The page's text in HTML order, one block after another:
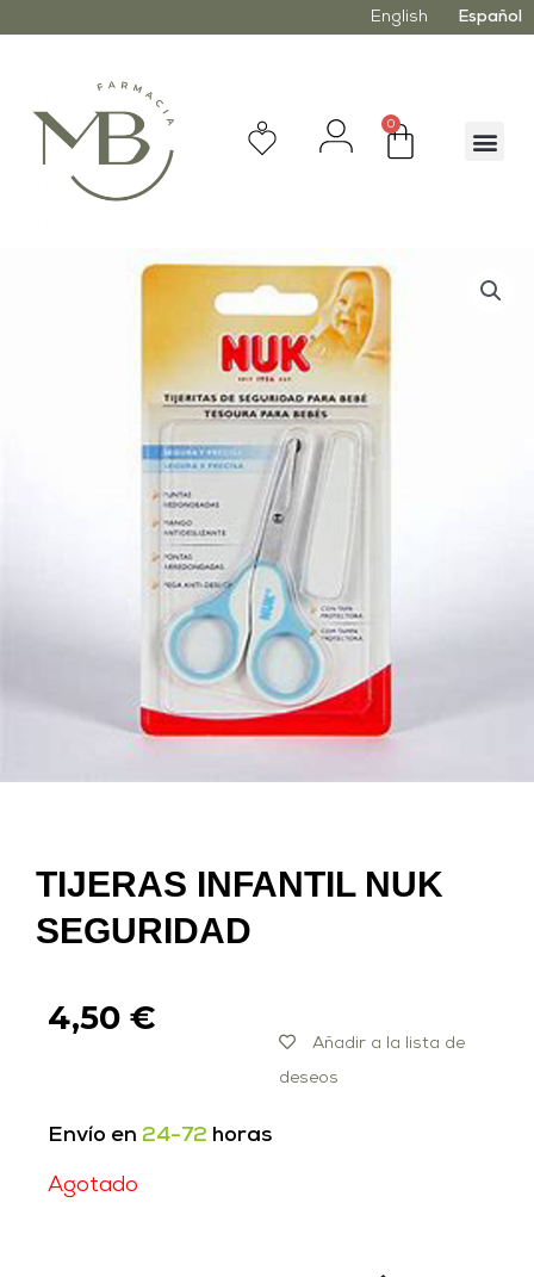
English Español
0
TIJERAS INFANTIL NUK
SEGURIDAD
4,50 €
Añadir a la lista de
deseos
Envío en 24-72 horas
Agotado